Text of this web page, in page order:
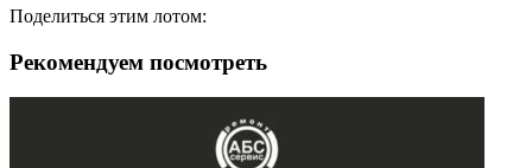
Поделиться этим лотом:
Рекомендуем посмотреть